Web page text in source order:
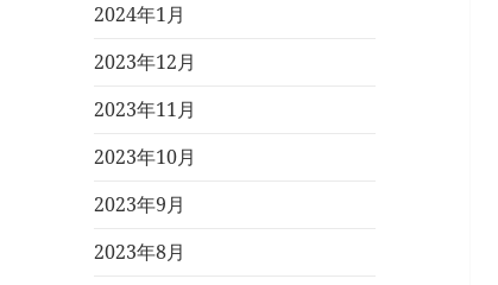
2024年1月
2023年12月
2023年11月
2023年10月
2023年9月
2023年8月